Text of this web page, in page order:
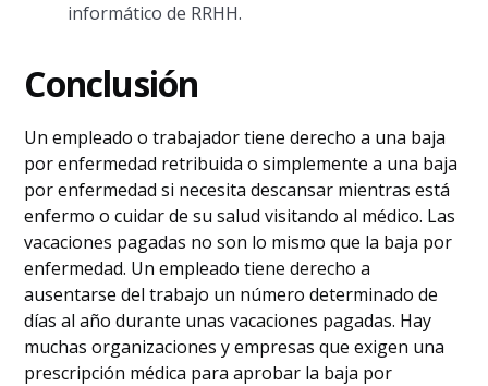
informático de RRHH.
Conclusión
Un empleado o trabajador tiene derecho a una baja
por enfermedad retribuida o simplemente a una baja
por enfermedad si necesita descansar mientras está
enfermo o cuidar de su salud visitando al médico. Las
vacaciones pagadas no son lo mismo que la baja por
enfermedad. Un empleado tiene derecho a
ausentarse del trabajo un número determinado de
días al año durante unas vacaciones pagadas. Hay
muchas organizaciones y empresas que exigen una
prescripción médica para aprobar la baja por